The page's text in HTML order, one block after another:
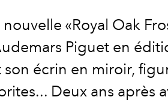
nouvelle «Royal Oak
Piguet en
son écrin en miroir,
Deux ans après